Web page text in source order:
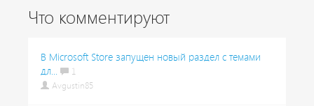
Что комментируют
В Microsoft Store запущен новый раздел с темами
дл...
1
Avgustin85